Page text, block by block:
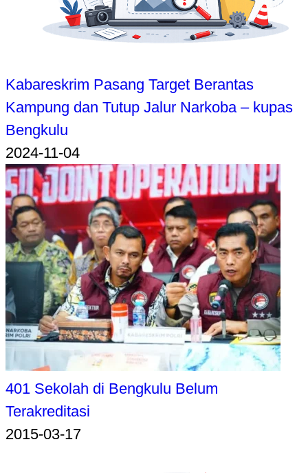
Kabareskrim Pasang Target Berantas
Kampung dan Tutup Jalur Narkoba – kupas
Bengkulu
2024-11-04
401 Sekolah di Bengkulu Belum
Terakreditasi
2015-03-17